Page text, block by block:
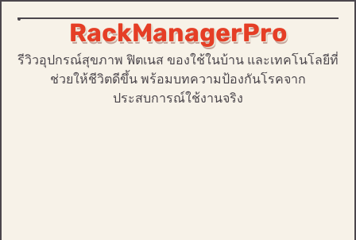
Skip
content
RackManagerPro
รีวิวอุปกรณ์สุขภาพ ฟิตเนส ของใช้ในบ้าน และเทคโนโลยีที่
ช่วยให้ชีวิตดีขึ้น พร้อมบทความป้องกันโรคจาก
ประสบการณ์ใช้งานจริง